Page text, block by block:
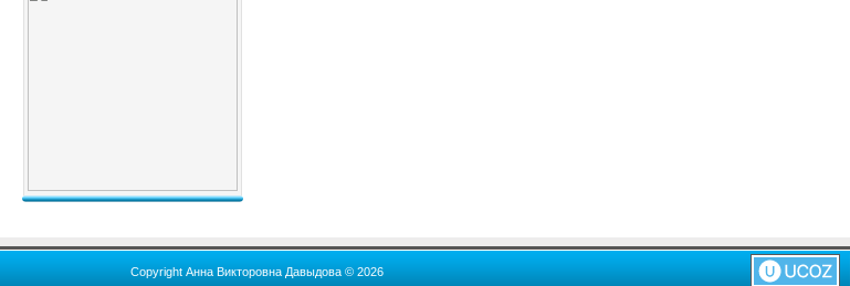
Copyright Анна Викторовна Давыдова © 2026